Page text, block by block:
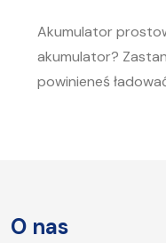
Akumulator
akumulator?
powinieneś
jak długo ładować
O nas